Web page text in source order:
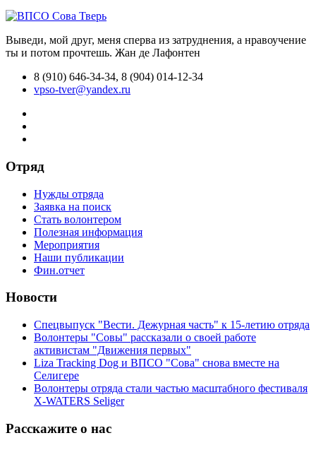
Выведи, мой друг, меня сперва из затруднения, а нравоучение
ты и потом прочтешь. Жан де Лафонтен
8 (910) 646-34-34, 8 (904) 014-12-34
vpso-tver@yandex.ru
Отряд
Нужды отряда
Заявка на поиск
Стать волонтером
Полезная информация
Мероприятия
Наши публикации
Фин.отчет
Новости
Спецвыпуск "Вести. Дежурная часть" к 15-летию отряда
Волонтеры "Совы" рассказали о своей работе
активистам "Движения первых"
Liza Tracking Dog и ВПСО "Сова" снова вместе на
Селигере
Волонтеры отряда стали частью масштабного фестиваля
X-WATERS Seliger
Расскажите о нас